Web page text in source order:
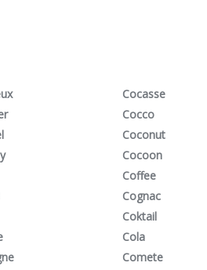
Cocasse
Cocco
Coconut
Cocoon
Coffee
Cognac
Coktail
Cola
Comete